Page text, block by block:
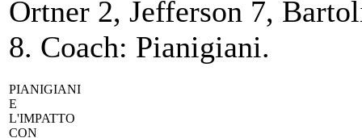
Ortner 2, Jefferson 7,
8. Coach: Pianigiani.
PIANIGIANI
E
L'IMPATTO
CON